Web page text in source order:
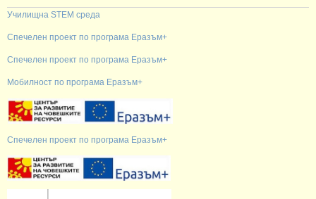
Училищна STEM среда
Спечелен проект по програма Еразъм+
Спечелен проект по програма Еразъм+
Мобилност по програма Еразъм+
Спечелен проект по програма Еразъм+